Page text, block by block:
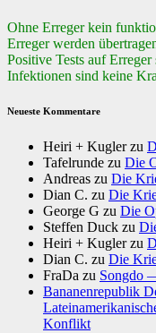
Ohne Erreger kein
Erreger werden
Positive Tests auf
Infektionen sind keine
Neueste Kommentare
Heiri + Kuglerzu
Tafelrunde zu Die
Andreas zu Die
Dian C. zu Die
George G zu Die
Steffen Duck zu
Heiri + Kuglerzu
Dian C. zu Die
FraDa zu Songdo
Bananenrepublik
Konflikt